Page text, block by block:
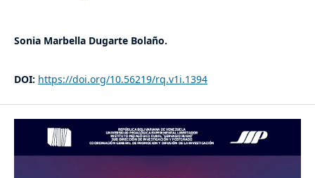
Sonia Marbella Dugarte Bolaño.
DOI: https://doi.org/10.56219/rq.v1i.1394